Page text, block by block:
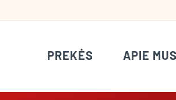
PREKĖS APIE MUS